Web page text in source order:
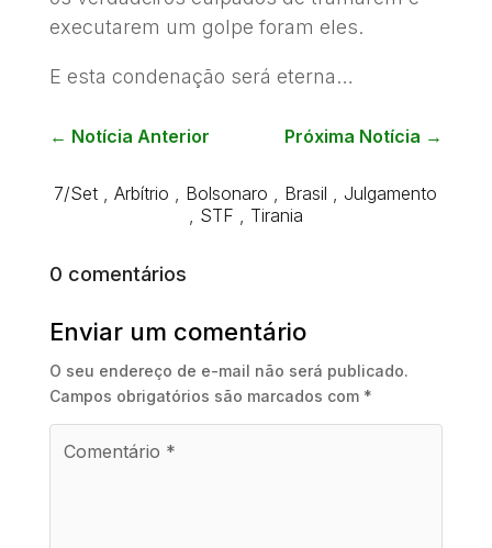
executarem um golpe foram eles.
E esta condenação será eterna…
← Notícia Anterior Próxima Notícia →
7/Set ,Arbítrio , Bolsonaro , Brasil ,Julgamento
, STF , Tirania
0 comentários
Enviar um comentário
O seu endereço de e-mail não será publicado.
Campos obrigatórios são marcados com *